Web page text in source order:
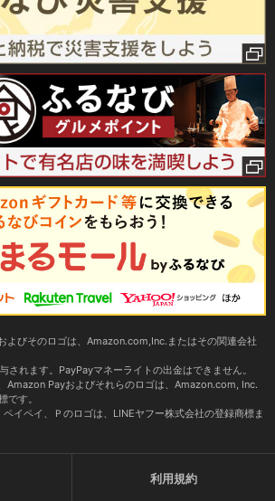
びそのロゴは、Amazon.com,Inc.またはその関連会社
されます。PayPayマネーライトの出金はできません。
Amazon Payおよびそれらのロゴは、Amazon.com, Inc.
です。
イペイ、Ｐのロゴは、LINEヤフー株式会社の登録商標ま
利用規約